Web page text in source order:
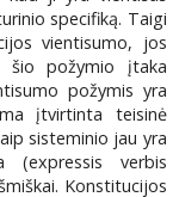
specifiką. Taigi
vientisumo, jos
šio požymio įtaka
požymis yra
įtvirtinta teisinė
sisteminio jau yra
(expressis verbis
Konstitucijos